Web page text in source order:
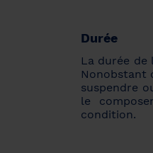
Durée
La durée de
Nonobstant
suspendre
le
condition.